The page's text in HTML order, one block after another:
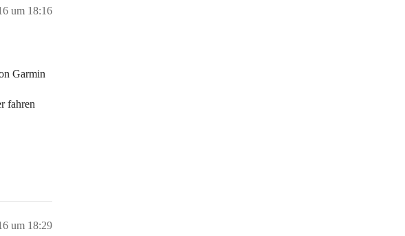
um 18:16
Garmin
fahren
um 18:29